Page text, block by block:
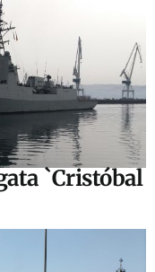
`Cristóbal